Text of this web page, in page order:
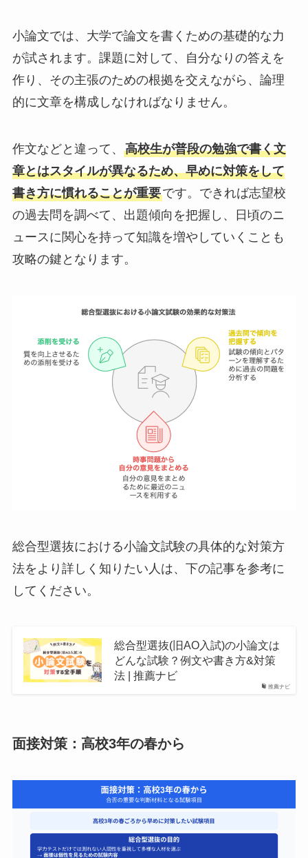
小論文では、大学で論文を書くための基礎的な力
が試されます。課題に対して、自分なりの答えを
作り、その主張のための根拠を交えながら、論理
的に文章を構成しなければなりません。
作文などと違って、 高校生が普段の勉強で書く文
章とはスタイルが異なるため、早めに対策をして
書き方に慣れることが重要です。できれば志望校
の過去問を調べて、出題傾向を把握し、日頃のニ
ュースに関心を持って知識を増やしていくことも
攻略の鍵となります。
総合型選抜における小論文試験の具体的な対策方
法をより詳しく知りたい人は、下の記事を参考に
してください。
推薦ナビ
総合型選抜(旧AO入試)の小論文は
どんな試験？例文や書き方&対策
法 | 推薦ナビ
面接対策：高校3年の春から